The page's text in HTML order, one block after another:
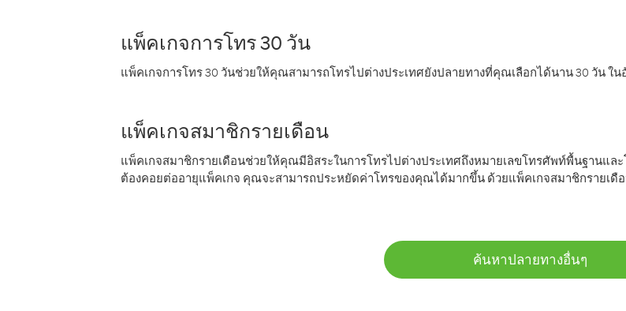
แพ็คเกจการโทร 30 วัน
แพ็คเกจการโทร 30 วันช่วยให้คุณสามารถโทรไปต่างประเทศยังปลายทางที่คุณเลือกได้นาน 30 วัน ใ
แพ็คเกจสมาชิกรายเดือน
แพ็คเกจสมาชิกรายเดือนช่วยให้คุณมีอิสระในการโทรไปต่างประเทศถึงหมายเลขโทรศัพท์พื้นฐานแ
ต้องคอยต่ออายุแพ็คเกจ คุณจะสามารถประหยัดค่าโทรของคุณได้มากขึ้น ด้วยแพ็คเกจสมาชิกรายเดื
ค้นหาปลายทางอื่นๆ